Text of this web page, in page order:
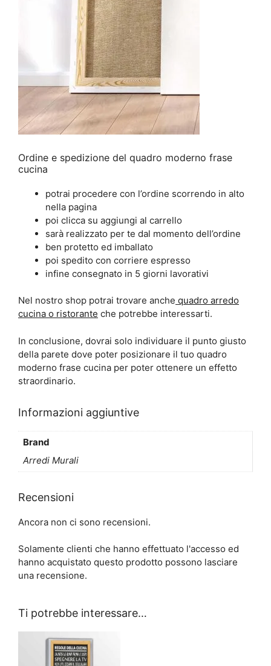
Ordine e spedizione del quadro moderno frase
cucina
potrai procedere con l’ordine scorrendo in alto
nella pagina
poi clicca su aggiungi al carrello
sarà realizzato per te dal momento dell’ordine
ben protetto ed imballato
poi spedito con corriere espresso
infine consegnato in 5 giorni lavorativi
Nel nostro shop potrai trovare anche quadro arredo
cucina o ristorante che potrebbe interessarti.
In conclusione, dovrai solo individuare il punto giusto
della parete dove poter posizionare il tuo quadro
moderno frase cucina per poter ottenere un effetto
straordinario.
Informazioni aggiuntive
Brand
Arredi Murali
Recensioni
Ancora non ci sono recensioni.
Solamente clienti che hanno effettuato l'accesso ed
hanno acquistato questo prodotto possono lasciare
una recensione.
Ti potrebbe interessare…